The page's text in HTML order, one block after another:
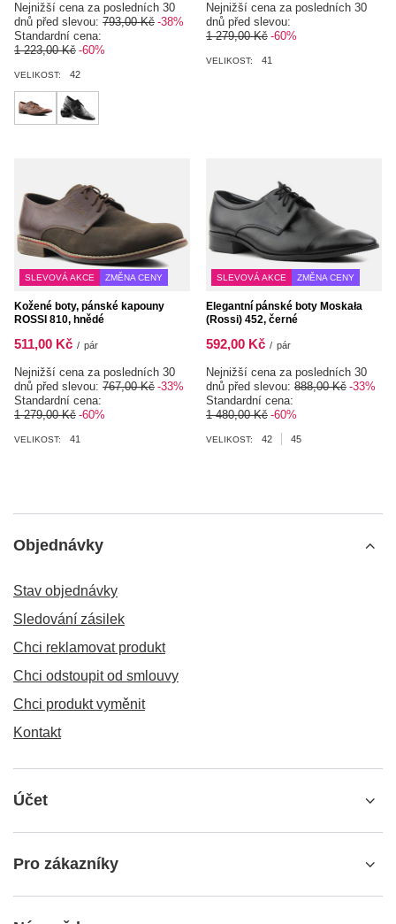
Nejnižší cena za posledních 30
dnů před slevou: 793,00 Kč -38%
Standardní cena:
1 223,00 Kč -60%
VELIKOST: 42
Nejnižší cena za posledních 30
dnů před slevou:
1 279,00 Kč -60%
VELIKOST: 41
SLEVOVÁ AKCE ZMĚNA CENY
Kožené boty, pánské kapouny
ROSSI 810, hnědé
511,00 Kč / pár
Nejnižší cena za posledních 30
dnů před slevou: 767,00 Kč -33%
Standardní cena:
1 279,00 Kč -60%
VELIKOST: 41
SLEVOVÁ AKCE ZMĚNA CENY
Elegantní pánské boty Moskała
(Rossi) 452, černé
592,00 Kč / pár
Nejnižší cena za posledních 30
dnů před slevou: 888,00 Kč -33%
Standardní cena:
1 480,00 Kč -60%
VELIKOST: 42 45
Objednávky
Stav objednávky
Sledování zásilek
Chci reklamovat produkt
Chci odstoupit od smlouvy
Chci produkt vyměnit
Kontakt
Účet
Pro zákazníky